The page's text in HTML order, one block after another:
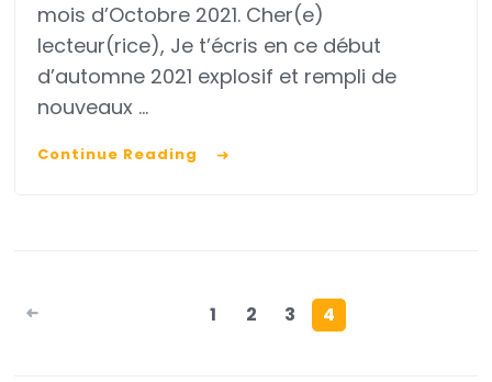
la
Vie
mois d’Octobre 2021. Cher(e)
lecteur(rice), Je t’écris en ce début
d’automne 2021 explosif et rempli de
nouveaux …
Continue Reading
Pagination des
1 2 3 4